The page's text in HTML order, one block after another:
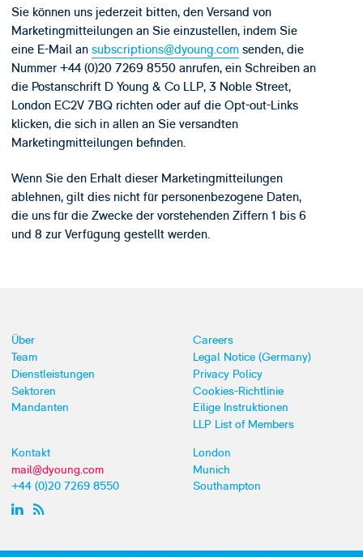
Sie können uns jederzeit bitten, den Versand von
Marketingmitteilungen an Sie einzustellen, indem Sie
eine E-Mail an subscriptions@dyoung.comsenden, die
Nummer +44 (0)20 7269 8550 anrufen, ein Schreiben an
die Postanschrift D Young & Co LLP, 3 Noble Street,
London EC2V 7BQ richten oder auf die Opt-out-Links
klicken, die sich in allen an Sie versandten
Marketingmitteilungen befinden.
Wenn Sie den Erhalt dieser Marketingmitteilungen
ablehnen, gilt dies nicht für personenbezogene Daten,
die uns für die Zwecke der vorstehenden Ziffern 1 bis 6
und 8 zur Verfügung gestellt werden.
Über
Team
Dienstleistungen
Sektoren
Mandanten
Careers
Legal Notice (Germany)
Privacy Policy
Cookies-Richtlinie
Eilige Instruktionen
LLP List of Members
Kontakt
mail@dyoung.com
+44 (0)20 7269 8550
London
Munich
Southampton